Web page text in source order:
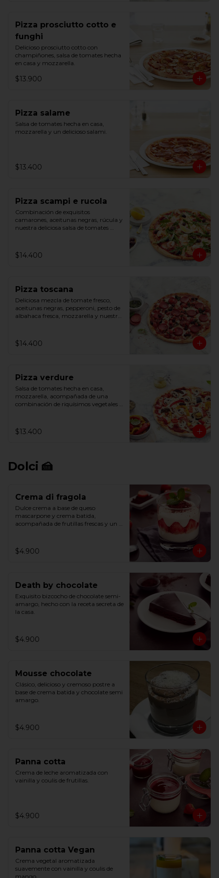
Pizza prosciutto cotto e
funghi
Delicioso prosciutto cotto con
champiñones, salsa de tomates hecha
en casa y mozzarella.
$13.900
Pizza salame
Salsa de tomates hecha en casa,
mozzarella y un delicioso salami.
$13.400
Pizza scampi e rucola
Combinación de exquisitos
camarones, aceitunas negras, rúcula y
nuestra deliciosa salsa de tomates
$14.400
Pizza toscana
Deliciosa mezcla de tomate fresco,
aceitunas negras, pepperoni, pesto de
albahaca fresca, mozzarella y nuestra
$14.400
Pizza verdure
Salsa de tomates hecha en casa,
mozzarella, acompañada de una
combinación de riquísimos vegetales
$13.400
Dolci 🍰
Crema di fragola
Dulce crema a base de queso
mascarpone y crema batida,
acompañada de frutillas frescas y un
$4.900
Death by chocolate
Exquisito bizcocho de chocolate semi-
amargo, hecho con la receta secreta de
la casa.
$4.900
Mousse chocolate
Clásico, delicioso y cremoso postre a
base de crema batida y chocolate semi
amargo.
$4.900
Panna cotta
Crema de leche aromatizada con
vainilla y coulis de frutillas.
$4.900
Panna cotta Vegan
Crema vegetal aromatizada
suavemente con vainilla y coulis de
mango.